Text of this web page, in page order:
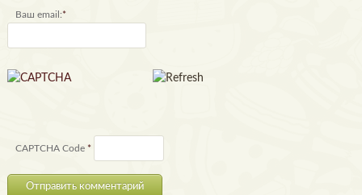
Ваш email:*
CAPTCHA Code*